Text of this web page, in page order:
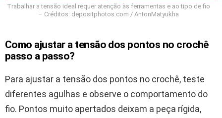
Trabalhar a tensão ideal requer atenção às ferramentas e ao tipo de fio
– Créditos: depositphotos.com / AntonMatyukha
Como ajustar a tensão dos pontos no crochê
passo a passo?
Para ajustar a tensão dos pontos no crochê, teste
diferentes agulhas e observe o comportamento do
fio. Pontos muito apertados deixam a peça rígida,